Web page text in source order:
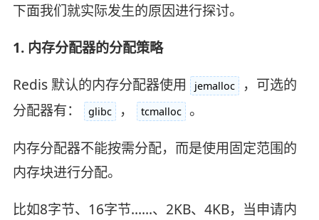
下面我们就实际发生的原因进行探讨。
1. 内存分配器的分配策略
Redis 默认的内存分配器使用
jemalloc
，可选的
分配器有：
glibc ， tcmalloc 。
内存分配器不能按需分配，而是使用固定范围的
内存块进行分配。
比如8字节、16字节……、2KB、4KB，当申请内